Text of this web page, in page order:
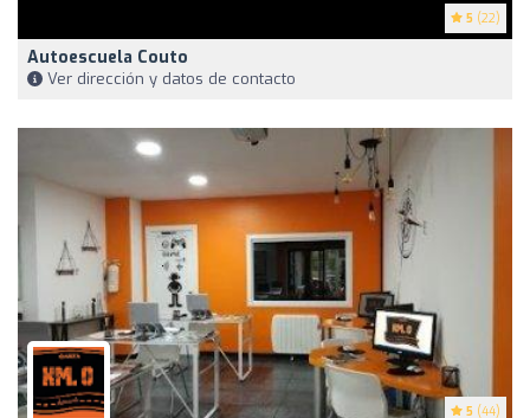
5 (22)
Autoescuela Couto
Ver dirección y datos de contacto
5 (44)